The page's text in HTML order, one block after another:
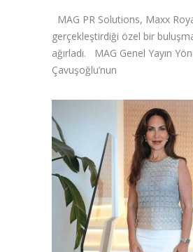
MAG PR Solutions, Maxx
gerçekleştirdiği özel bir
ağırladı. MAG Genel Yayın
Çavuşoğlu’nun